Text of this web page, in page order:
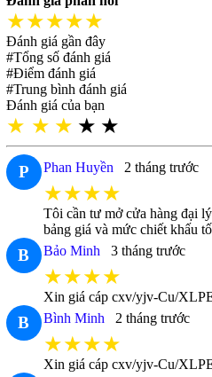
★★★★★
Đánh giá gần đây
#Tổng số đánh giá
#Điểm đánh giá
#Trung bình đánh giá
Đánh giá của bạn
★ ★ ★ ★ ★
P Phan Huyền 2 tháng trước
★★★★
Tôi cần tư mở cửa hàng đại
bảng giá và mức chiết khấu
B Bảo Minh 3 tháng trước
★★★★
Xin giá cáp cxv/yjv-Cu/
B Bình Minh 2 tháng trước
★★★★
Xin giá cáp cxv/yjv-Cu/